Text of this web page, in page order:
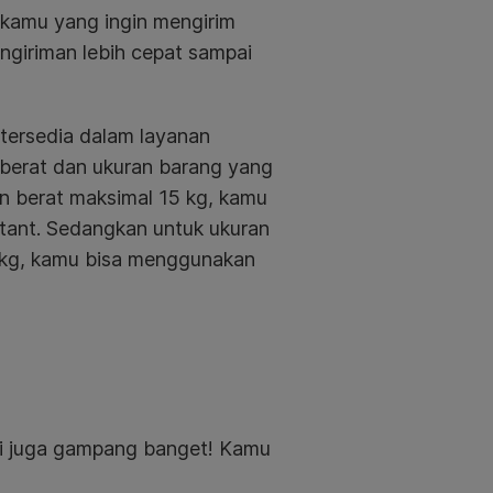
yang ingin mengirim
lebih cepat sampai
dalam layanan
dan ukuran barang yang
berat maksimal 15 kg, kamu
Sedangkan untuk ukuran
kamu bisa menggunakan
gampang banget! Kamu